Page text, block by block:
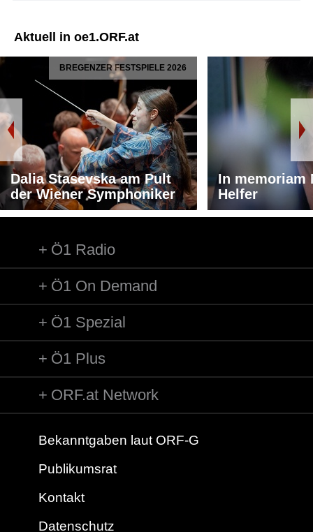
Aktuell in oe1.ORF.at
BREGENZER FESTSPIELE 2026
Dalia Stasevska am Pult
der Wiener Symphoniker
In memoriam
Helfer
Ö1 Radio
Ö1 On Demand
Ö1 Spezial
Ö1 Plus
ORF.at Network
Bekanntgaben laut ORF-G
Publikumsrat
Kontakt
Datenschutz